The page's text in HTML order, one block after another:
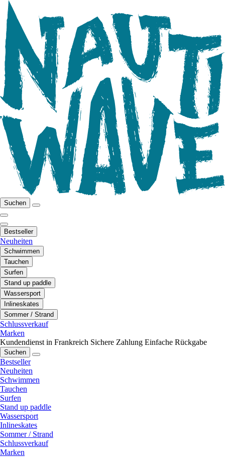
Suchen
Bestseller
Neuheiten
Schwimmen
Tauchen
Surfen
Stand up paddle
Wassersport
Inlineskates
Sommer / Strand
Schlussverkauf
Marken
Kundendienst in Frankreich Sichere Zahlung Einfache Rückgabe
Suchen
Bestseller
Neuheiten
Schwimmen
Tauchen
Surfen
Stand up paddle
Wassersport
Inlineskates
Sommer / Strand
Schlussverkauf
Marken